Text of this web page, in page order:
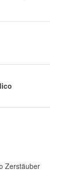
Zerstäuber